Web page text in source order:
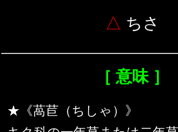
△ ちさ
［ 意味 ］
★《萵苣（ちしゃ）》